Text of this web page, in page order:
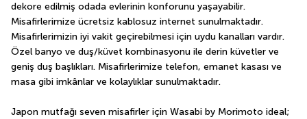
dekore edilmiş odada evlerinin konforunu yaşayabilir.
Misafirlerimize ücretsiz kablosuz internet sunulmaktadır.
Misafirlerimizin iyi vakit geçirebilmesi için uydu kanalları vardır.
Özel banyo ve duş/küvet kombinasyonu ile derin küvetler ve
geniş duş başlıkları. Misafirlerimize telefon, emanet kasası ve
masa gibi imkânlar ve kolaylıklar sunulmaktadır.
Japon mutfağı seven misafirler için Wasabi by Morimoto ideal;